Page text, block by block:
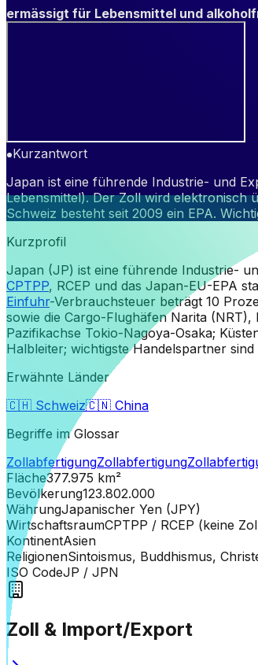
ermässigt für Lebensmittel und
Kurzantwort
Japan ist eine führende Industrie- und
Lebensmittel). Der Zoll wird elektronisch
Schweiz besteht seit 2009 ein EPA.
Kurzprofil
Japan (JP) ist eine führende Industrie-
CPTPP, RCEP und das Japan-EU-EPA
Einfuhr-Verbrauchsteuer beträgt 10
sowie die Cargo-Flughäfen Narita
Pazifikachse Tokio-Nagoya-Osaka;
Halbleiter; wichtigste Handelspartner sind
Erwähnte Länder
🇨🇭 Schweiz🇨🇳 China
Begriffe im Glossar
ZollabfertigungZollabfertigung
Fläche377.975 km²
Bevölkerung123.802.000
WährungJapanischer Yen (JPY)
WirtschaftsraumCPTPP / RCEP (keine
KontinentAsien
ReligionenSintoismus, Buddhismus,
ISO CodeJP / JPN
Zoll & Import/Export